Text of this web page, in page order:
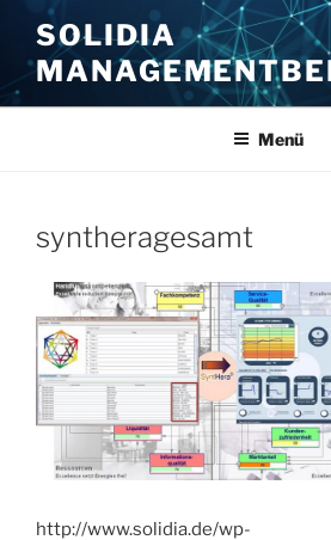
Inhalt
springen
SOLIDIA
Menü
syntheragesamt
http://www.solidia.de/wp-